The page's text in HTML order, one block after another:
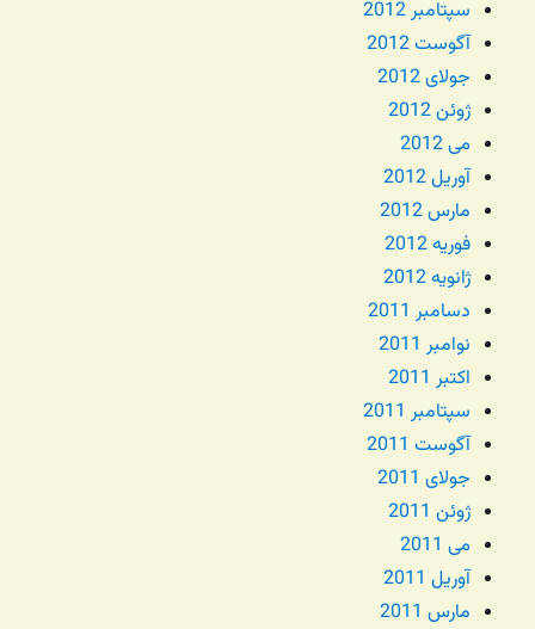
سپتامبر 2012
آگوست 2012
جولای 2012
ژوئن 2012
می 2012
آوریل 2012
مارس 2012
فوریه 2012
ژانویه 2012
دسامبر 2011
نوامبر 2011
اکتبر 2011
سپتامبر 2011
آگوست 2011
جولای 2011
ژوئن 2011
می 2011
آوریل 2011
مارس 2011